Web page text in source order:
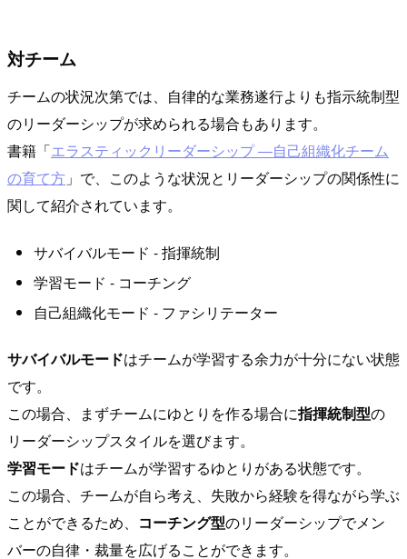
対チーム
チームの状況次第では、自律的な業務遂行よりも指示統制型
のリーダーシップが求められる場合もあります。
書籍「エラスティックリーダーシップ ―自己組織化チーム
の育て方 」で、このような状況とリーダーシップの関係性に
関して紹介されています。
サバイバルモード - 指揮統制
学習モード - コーチング
自己組織化モード - ファシリテーター
サバイバルモードはチームが学習する余力が十分にない状態
です。
この場合、まずチームにゆとりを作る場合に指揮統制型の
リーダーシップスタイルを選びます。
学習モードはチームが学習するゆとりがある状態です。
この場合、チームが自ら考え、失敗から経験を得ながら学ぶ
ことができるため、 コーチング型のリーダーシップでメン
バーの自律・裁量を広げることができます。